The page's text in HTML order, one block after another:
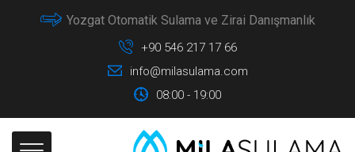
Yozgat Otomatik Sulama ve Zirai Danışmanlık
+90 546 217 17 66
info@milasulama.com
08:00 - 19:00